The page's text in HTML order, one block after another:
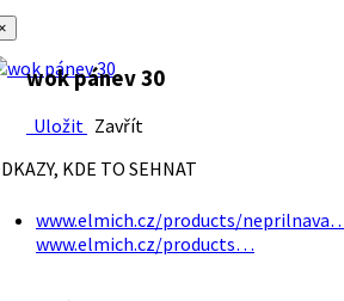
wok pánev 30
Uložit Zavřít
KDE TO SEHNAT
www.elmich.cz/products/
www.elmich.cz/products…